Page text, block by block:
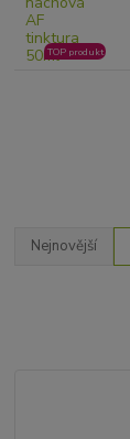
TOP produkt
Nejnovější